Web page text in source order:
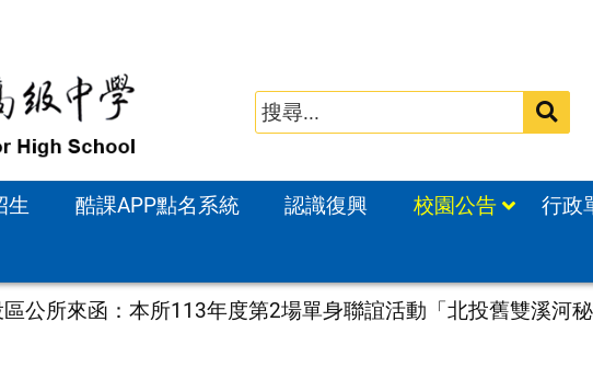
搜
生 酷課APP點名系統 認識復興 校園公告 行政
公所來函：本所113年度第2場單身聯誼活動「北投舊雙溪河